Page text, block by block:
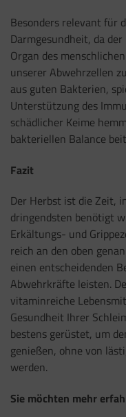
Besonders relevant für
Darmgesundheit, da
Organ des
unserer Abwehrzellen
aus guten Bakterien,
Unterstützung des
schädlicher Keime
bakteriellen Balance
Fazit
Der Herbst ist die Zeit,
dringendsten benötigt
Erkältungs- und
reich an den oben
einen entscheidenden
Abwehrkräfte leisten.
vitaminreiche
Gesundheit Ihrer
bestens gerüstet, um
genießen, ohne von
werden.
Sie möchten mehr